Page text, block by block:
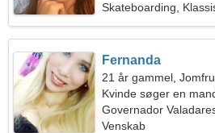
Skateboarding,
Fernanda
21 år gammel,
Kvinde søger en
Governador
Venskab